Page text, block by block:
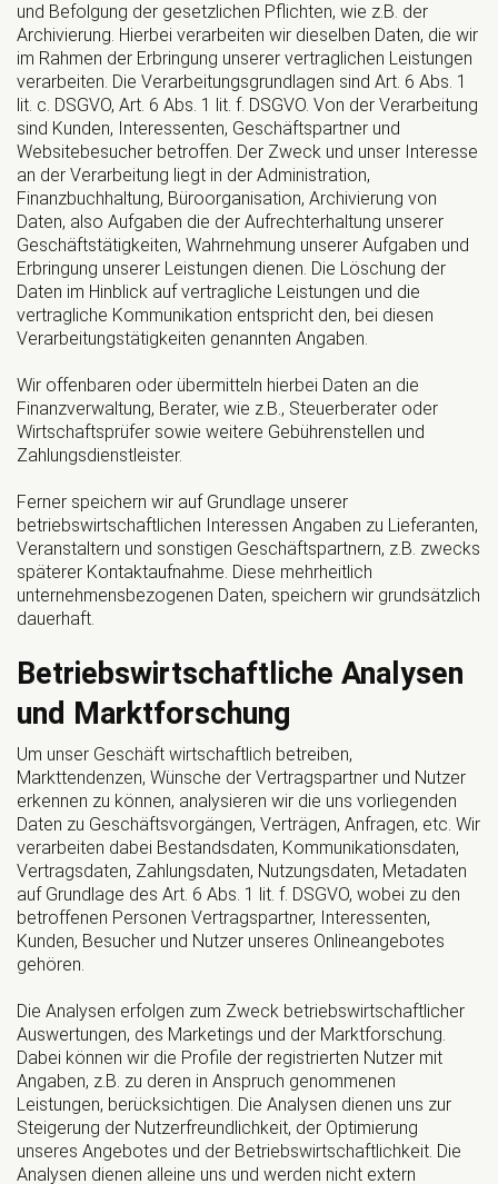
und Befolgung der gesetzlichen Pflichten, wie z.B. der
Archivierung. Hierbei verarbeiten wir dieselben Daten, die wir
im Rahmen der Erbringung unserer vertraglichen Leistungen
verarbeiten. Die Verarbeitungsgrundlagen sind Art. 6 Abs. 1
lit. c. DSGVO, Art. 6 Abs. 1 lit. f. DSGVO. Von der Verarbeitung
sind Kunden, Interessenten, Geschäftspartner und
Websitebesucher betroffen. Der Zweck und unser Interesse
an der Verarbeitung liegt in der Administration,
Finanzbuchhaltung, Büroorganisation, Archivierung von
Daten, also Aufgaben die der Aufrechterhaltung unserer
Geschäftstätigkeiten, Wahrnehmung unserer Aufgaben und
Erbringung unserer Leistungen dienen. Die Löschung der
Daten im Hinblick auf vertragliche Leistungen und die
vertragliche Kommunikation entspricht den, bei diesen
Verarbeitungstätigkeiten genannten Angaben.
Wir offenbaren oder übermitteln hierbei Daten an die
Finanzverwaltung, Berater, wie z.B., Steuerberater oder
Wirtschaftsprüfer sowie weitere Gebührenstellen und
Zahlungsdienstleister.
Ferner speichern wir auf Grundlage unserer
betriebswirtschaftlichen Interessen Angaben zu Lieferanten,
Veranstaltern und sonstigen Geschäftspartnern, z.B. zwecks
späterer Kontaktaufnahme. Diese mehrheitlich
unternehmensbezogenen Daten, speichern wir grundsätzlich
dauerhaft.
Betriebswirtschaftliche Analysen
und Marktforschung
Um unser Geschäft wirtschaftlich betreiben,
Markttendenzen, Wünsche der Vertragspartner und Nutzer
erkennen zu können, analysieren wir die uns vorliegenden
Daten zu Geschäftsvorgängen, Verträgen, Anfragen, etc. Wir
verarbeiten dabei Bestandsdaten, Kommunikationsdaten,
Vertragsdaten, Zahlungsdaten, Nutzungsdaten, Metadaten
auf Grundlage des Art. 6 Abs. 1 lit. f. DSGVO, wobei zu den
betroffenen Personen Vertragspartner, Interessenten,
Kunden, Besucher und Nutzer unseres Onlineangebotes
gehören.
Die Analysen erfolgen zum Zweck betriebswirtschaftlicher
Auswertungen, des Marketings und der Marktforschung.
Dabei können wir die Profile der registrierten Nutzer mit
Angaben, z.B. zu deren in Anspruch genommenen
Leistungen, berücksichtigen. Die Analysen dienen uns zur
Steigerung der Nutzerfreundlichkeit, der Optimierung
unseres Angebotes und der Betriebswirtschaftlichkeit. Die
Analysen dienen alleine uns und werden nicht extern